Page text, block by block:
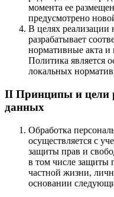
момента ее
предусмотрено
В целях
разрабатывает
нормативные акта
Политика является
локальных
II Принципы и цели
данных
Обработка
осуществляется с
защиты прав и
в том числе защиты
частной жизни,
основании